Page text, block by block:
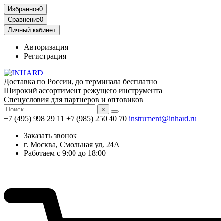
Избранное0
Сравнение0
Личный кабинет
Авторизация
Регистрация
Доставка по России, до терминала бесплатно
Широкий ассортимент режущего инструмента
Спецусловия для партнеров и оптовиков
×
+7 (495) 998 29 11 +7 (985) 250 40 70 instrument@inhard.ru
Заказать звонок
г. Москва, Смольная ул, 24А
Работаем с 9:00 до 18:00